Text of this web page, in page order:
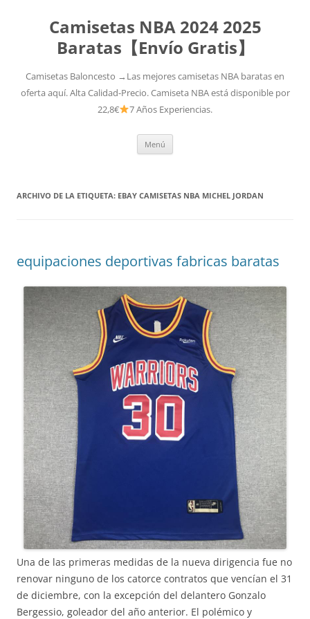
Camisetas NBA 2024 2025
Baratas【Envío Gratis】
Camisetas Baloncesto →Las mejores camisetas NBA baratas en
oferta aquí. Alta Calidad-Precio. Camiseta NBA está disponible por
22,8€
7 Años Experiencias.
Menú
ARCHIVO DE LA ETIQUETA: EBAY CAMISETAS NBA MICHEL JORDAN
equipaciones deportivas fabricas baratas
Una de las primeras medidas de la nueva dirigencia fue no
renovar ninguno de los catorce contratos que vencían el 31
de diciembre, con la excepción del delantero Gonzalo
Bergessio, goleador del año anterior. El polémico y